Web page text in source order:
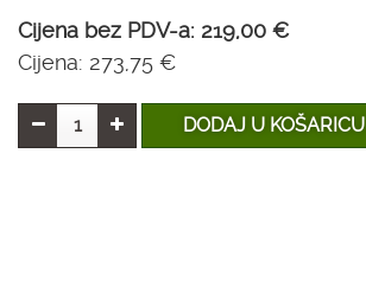
Cijena bez PDV-a: 219,00 €
Cijena: 273,75 €
DODAJ U KOŠARICU